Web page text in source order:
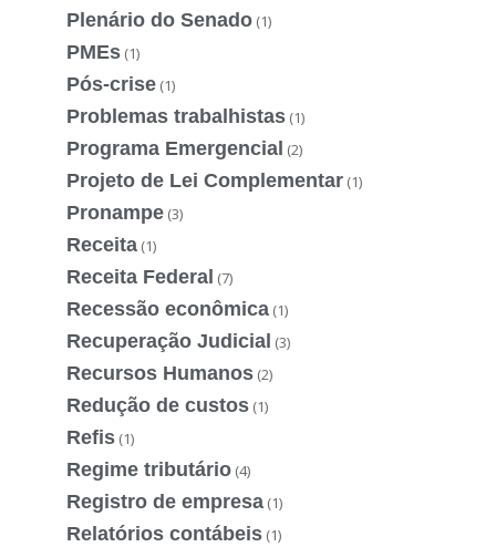
Plenário do Senado (1)
PMEs (1)
Pós-crise (1)
Problemas trabalhistas (1)
Programa Emergencial (2)
Projeto de Lei Complementar (1)
Pronampe (3)
Receita (1)
Receita Federal (7)
Recessão econômica (1)
Recuperação Judicial (3)
Recursos Humanos (2)
Redução de custos (1)
Refis (1)
Regime tributário (4)
Registro de empresa (1)
Relatórios contábeis (1)